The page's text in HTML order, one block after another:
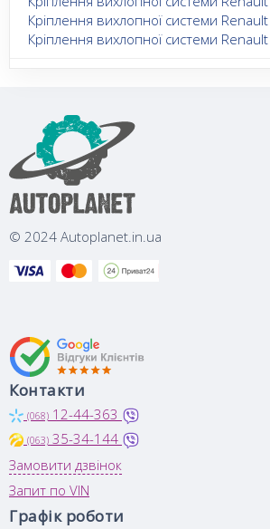
Кріплення вихлопної системи
Кріплення вихлопної системи
© 2024 Autoplanet.in.ua
Контакти
(068) 12-44-363
(063) 35-34-144
Замовити дзвінок
Запит по VIN
Графік роботи